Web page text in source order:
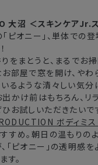
大沼 ＜スキンケアJr.
ピオニー」、単体での
をまとうと、まるでお
お部屋で窓を開け、や
るような清々しい気分
かけ前はもちろん、リ
お試しいただきたいで
ボディミス
すめ。朝日の温もりの
「ピオニー」の透明感
す。